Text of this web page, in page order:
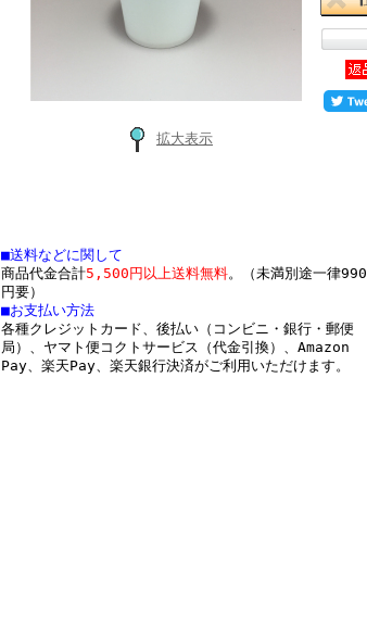
拡大表示
■送料などに関して
商品代金合計5,500円以上送料無料。（未満別途一律990
円要）
■お支払い方法
各種クレジットカード、後払い（コンビニ・銀行・郵便
局）、ヤマト便コクトサービス（代金引換）、Amazon
Pay、楽天Pay、楽天銀行決済がご利用いただけます。